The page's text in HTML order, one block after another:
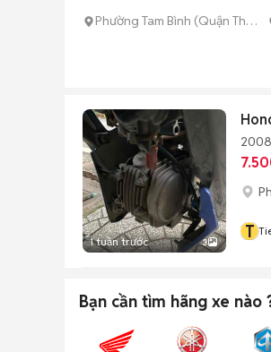
Phường Tam Bình (Quận Thủ
1 tuần trước 3
2008
T
Bạn cần tìm hãng xe nào